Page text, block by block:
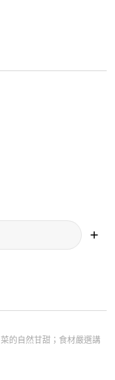
的自然甘甜；食材嚴選講